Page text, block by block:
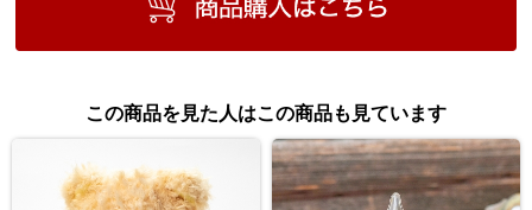
この商品を見た人はこの商品も見ています